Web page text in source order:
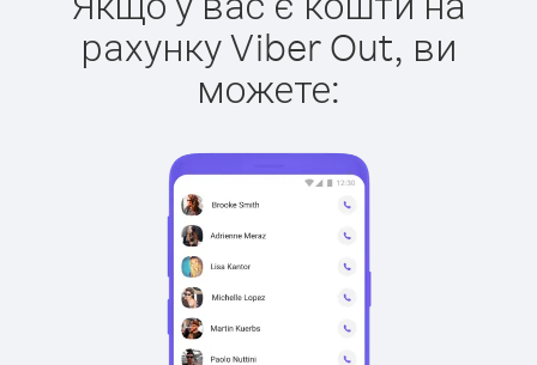
рахунку Viber Out, ви
можете: